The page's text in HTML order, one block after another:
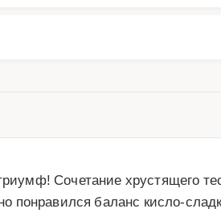
Сочетание хрустящего
понравился баланс кисло-